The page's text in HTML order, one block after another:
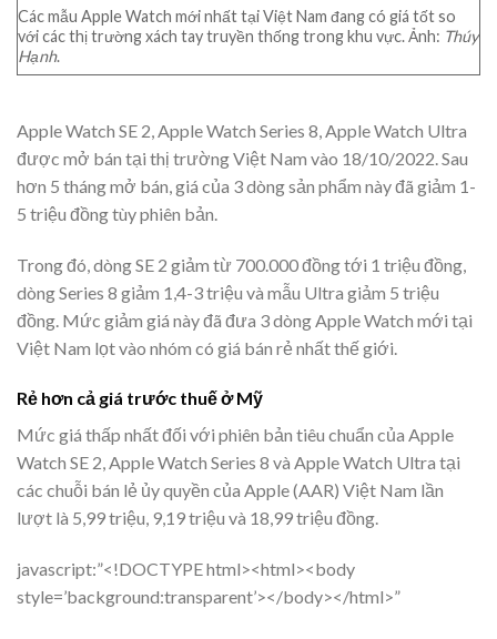
Các mẫu Apple Watch mới nhất tại Việt Nam đang có giá tốt so
với các thị trường xách tay truyền thống trong khu vực. Ảnh: Thúy
Hạnh.
Apple Watch SE 2, Apple Watch Series 8, Apple Watch Ultra
được mở bán tại thị trường Việt Nam vào 18/10/2022. Sau
hơn 5 tháng mở bán, giá của 3 dòng sản phẩm này đã giảm 1-
5 triệu đồng tùy phiên bản.
Trong đó, dòng SE 2 giảm từ 700.000 đồng tới 1 triệu đồng,
dòng Series 8 giảm 1,4-3 triệu và mẫu Ultra giảm 5 triệu
đồng. Mức giảm giá này đã đưa 3 dòng Apple Watch mới tại
Việt Nam lọt vào nhóm có giá bán rẻ nhất thế giới.
Rẻ hơn cả giá trước thuế ở Mỹ
Mức giá thấp nhất đối với phiên bản tiêu chuẩn của Apple
Watch SE 2, Apple Watch Series 8 và Apple Watch Ultra tại
các chuỗi bán lẻ ủy quyền của Apple (AAR) Việt Nam lần
lượt là 5,99 triệu, 9,19 triệu và 18,99 triệu đồng.
javascript:”<!DOCTYPE html><html><body
style=’background:transparent’></body></html>”